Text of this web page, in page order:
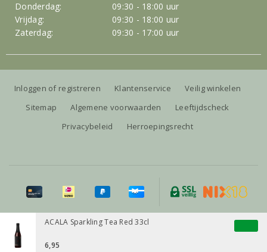
ACALA Sparkling Tea Red 33cl
6,95
Donderdag:
09:30 - 18:00 uur
Vrijdag:
09:30 - 18:00 uur
Zaterdag:
09:30 - 17:00 uur
Inloggen of registreren Klantenservice
Veilig winkelen
Sitemap
Algemene voorwaarden
Leeftijdscheck
Privacybeleid
Herroepingsrecht
Alle prijzen zijn inclusief BTW, exclusief eventuele verzendkosten.